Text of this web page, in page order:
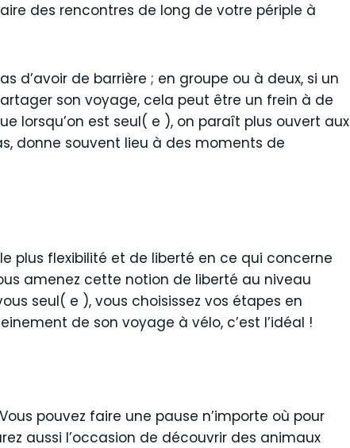
des rencontres de long de votre périple à
d’avoir de barrière ; en groupe ou à deux, si un
son voyage, cela peut être un frein à de
lorsqu’on est seul( e ), on paraît plus ouvert aux
donne souvent lieu à des moments de
plus flexibilité et de liberté en ce qui concerne
amenez cette notion de liberté au niveau
seul( e ), vous choisissez vos étapes en
de son voyage à vélo, c’est l’idéal !
pouvez faire une pause n’importe où pour
aussi l’occasion de découvrir des animaux